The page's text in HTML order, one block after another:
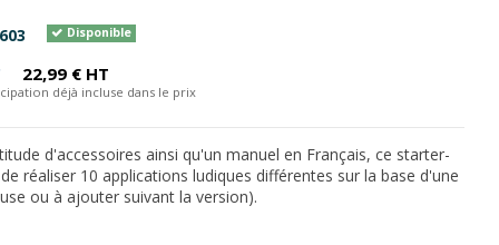
Disponible
22,99 € HT
déjà incluse dans le prix
d'accessoires ainsi qu'un manuel en Français, ce starter-
réaliser 10 applications ludiques différentes sur la base d'une
ou à ajouter suivant la version).